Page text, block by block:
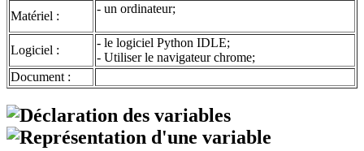
Matériel :
- un ordinateur;
Logiciel :
- le logiciel Python IDLE;
- Utiliser le navigateur chrome;
Document :